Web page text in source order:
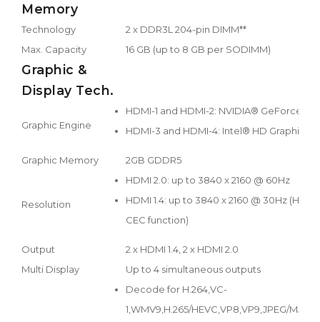
Memory
Technology
2 x DDR3L 204-pin DIMM**
Max. Capacity
16 GB (up to 8 GB per SODIMM)
Graphic &
Display Tech.
Graphic Engine
HDMI-1 and HDMI-2: NVIDIA® GeForce GT
HDMI-3 and HDMI-4: Intel® HD Graphics
Graphic Memory 2GB GDDR5
Resolution
HDMI 2.0: up to 3840 x 2160 @ 60Hz
HDMI 1.4: up to 3840 x 2160 @ 30Hz
CEC function)
Output
2 x HDMI 1.4, 2 x HDMI 2.0
Multi Display
Up to 4 simultaneous outputs
Decode for H.264,VC-
1,WMV9,H.265/HEVC,VP8,VP9,JPEG/